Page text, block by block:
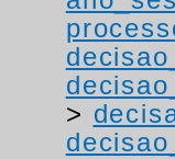
>